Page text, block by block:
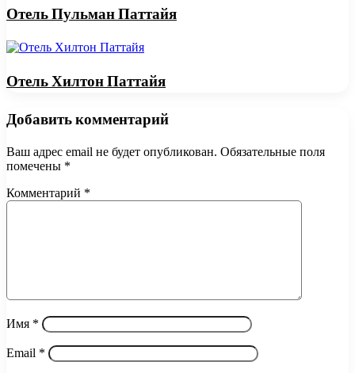
Отель Пульман Паттайя
Отель Хилтон Паттайя
Добавить комментарий
Ваш адрес email не будет опубликован. Обязательные поля
помечены *
Комментарий *
Имя *
Email *